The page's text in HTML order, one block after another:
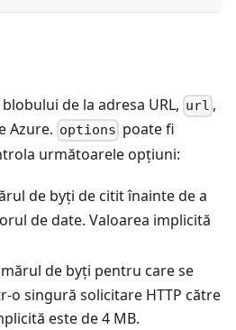
de la adresa URL, url ,
Azure. options poate fi
următoarele opțiuni:
de byți de citit înainte de a
de date. Valoarea implicită
de byți pentru care se
o singură solicitare HTTP către
este de 4 MB.